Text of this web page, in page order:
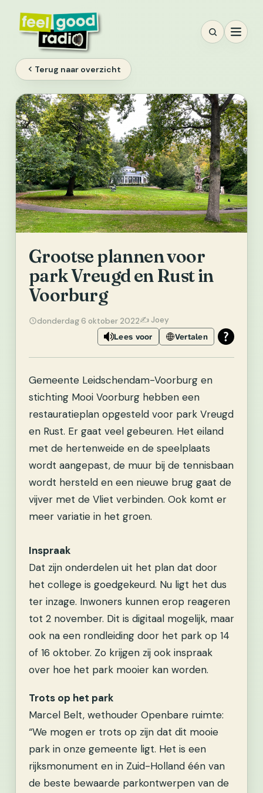
inhoud
Terug naar overzicht
Grootse plannen voor
park Vreugd en Rust in
Voorburg
donderdag 6 oktober 2022✍️ Joey
Lees voor Vertalen
Gemeente Leidschendam-Voorburg en
stichting Mooi Voorburg hebben een
restauratieplan opgesteld voor park Vreugd
en Rust. Er gaat veel gebeuren. Het eiland
met de hertenweide en de speelplaats
wordt aangepast, de muur bij de tennisbaan
wordt hersteld en een nieuwe brug gaat de
vijver met de Vliet verbinden. Ook komt er
meer variatie in het groen.
Inspraak
Dat zijn onderdelen uit het plan dat door
het college is goedgekeurd. Nu ligt het dus
ter inzage. Inwoners kunnen erop reageren
tot 2 november. Dit is digitaal mogelijk, maar
ook na een rondleiding door het park op 14
of 16 oktober. Zo krijgen zij ook inspraak
over hoe het park mooier kan worden.
Trots op het park
Marcel Belt, wethouder Openbare ruimte:
“We mogen er trots op zijn dat dit mooie
park in onze gemeente ligt. Het is een
rijksmonument en in Zuid-Holland één van
de beste bewaarde parkontwerpen van de